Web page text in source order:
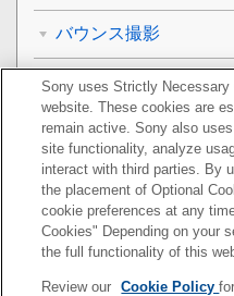
バウンス撮影
メモリー設定を登録
本機/レシーバーのバ
機能一覧
外部フラッシュ設定に
いのお客様へ
Sony uses Strictly Necessary
website. These cookies are
remain active. Sony also
site functionality, analyze
interact with third parties. By
the placement of Optional
cookie preferences at any
Cookies" Depending on your
the full functionality of this
Review our Cookie Policy